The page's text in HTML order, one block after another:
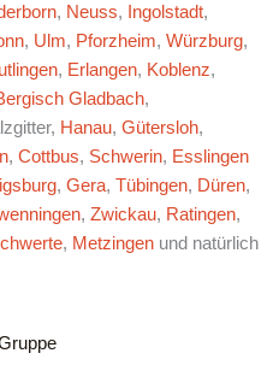
, Neuss, Ingolstadt,
, Ulm, Pforzheim, Würzburg,
, Erlangen, Koblenz,
Gladbach,
Hanau, Gütersloh,
, Cottbus, Schwerin, Esslingen
, Gera, Tübingen, Düren,
, Zwickau, Ratingen,
, Metzingen und natürlich